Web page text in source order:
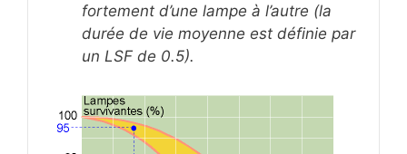
fortement d’une lampe à l’autre (la
durée de vie moyenne est définie par
un LSF de 0.5).